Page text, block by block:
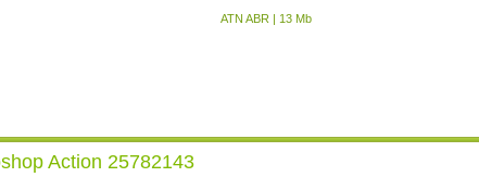
ATN ABR | 13 Mb
Action 25782143